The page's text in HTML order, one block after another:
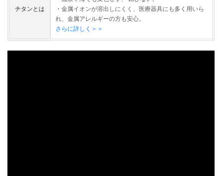
チタンとは
・金属イオンが溶出しにくく、医療器具にも多く用いら
れ、金属アレルギーの方も安心。
さらに詳しく＞＞